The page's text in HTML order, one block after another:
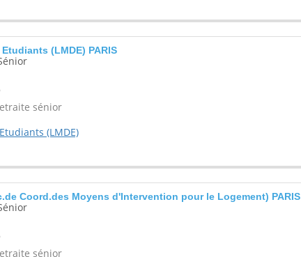
(LMDE) PARIS
sénior
(LMDE)
Coord.des Moyens d'Intervention pour le Logement) PARIS
sénior